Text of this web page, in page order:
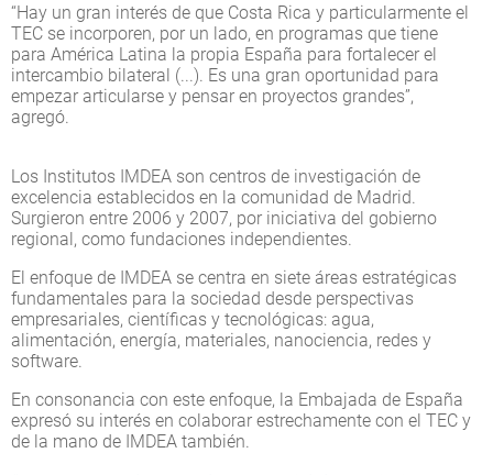
“Hay un gran interés de que Costa Rica y particularmente el
TEC se incorporen, por un lado, en programas que tiene
para América Latina la propia España para fortalecer el
intercambio bilateral (...). Es una gran oportunidad para
empezar articularse y pensar en proyectos grandes”,
agregó.
Los Institutos IMDEA son centros de investigación de
excelencia establecidos en la comunidad de Madrid.
Surgieron entre 2006 y 2007, por iniciativa del gobierno
regional, como fundaciones independientes.
El enfoque de IMDEA se centra en siete áreas estratégicas
fundamentales para la sociedad desde perspectivas
empresariales, científicas y tecnológicas: agua,
alimentación, energía, materiales, nanociencia, redes y
software.
En consonancia con este enfoque, la Embajada de España
expresó su interés en colaborar estrechamente con el TEC y
de la mano de IMDEA también.